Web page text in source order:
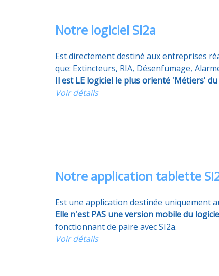
Notre logiciel SI2a
Est directement destiné aux entreprises
que: Extincteurs, RIA, Désenfumage,
Il est LE logiciel le plus orienté 'Métiers'
Voir détails
Notre application tablette
Est une application destinée uniquement
Elle n'est PAS une version mobile du
fonctionnant de paire avec SI2a.
Voir détails